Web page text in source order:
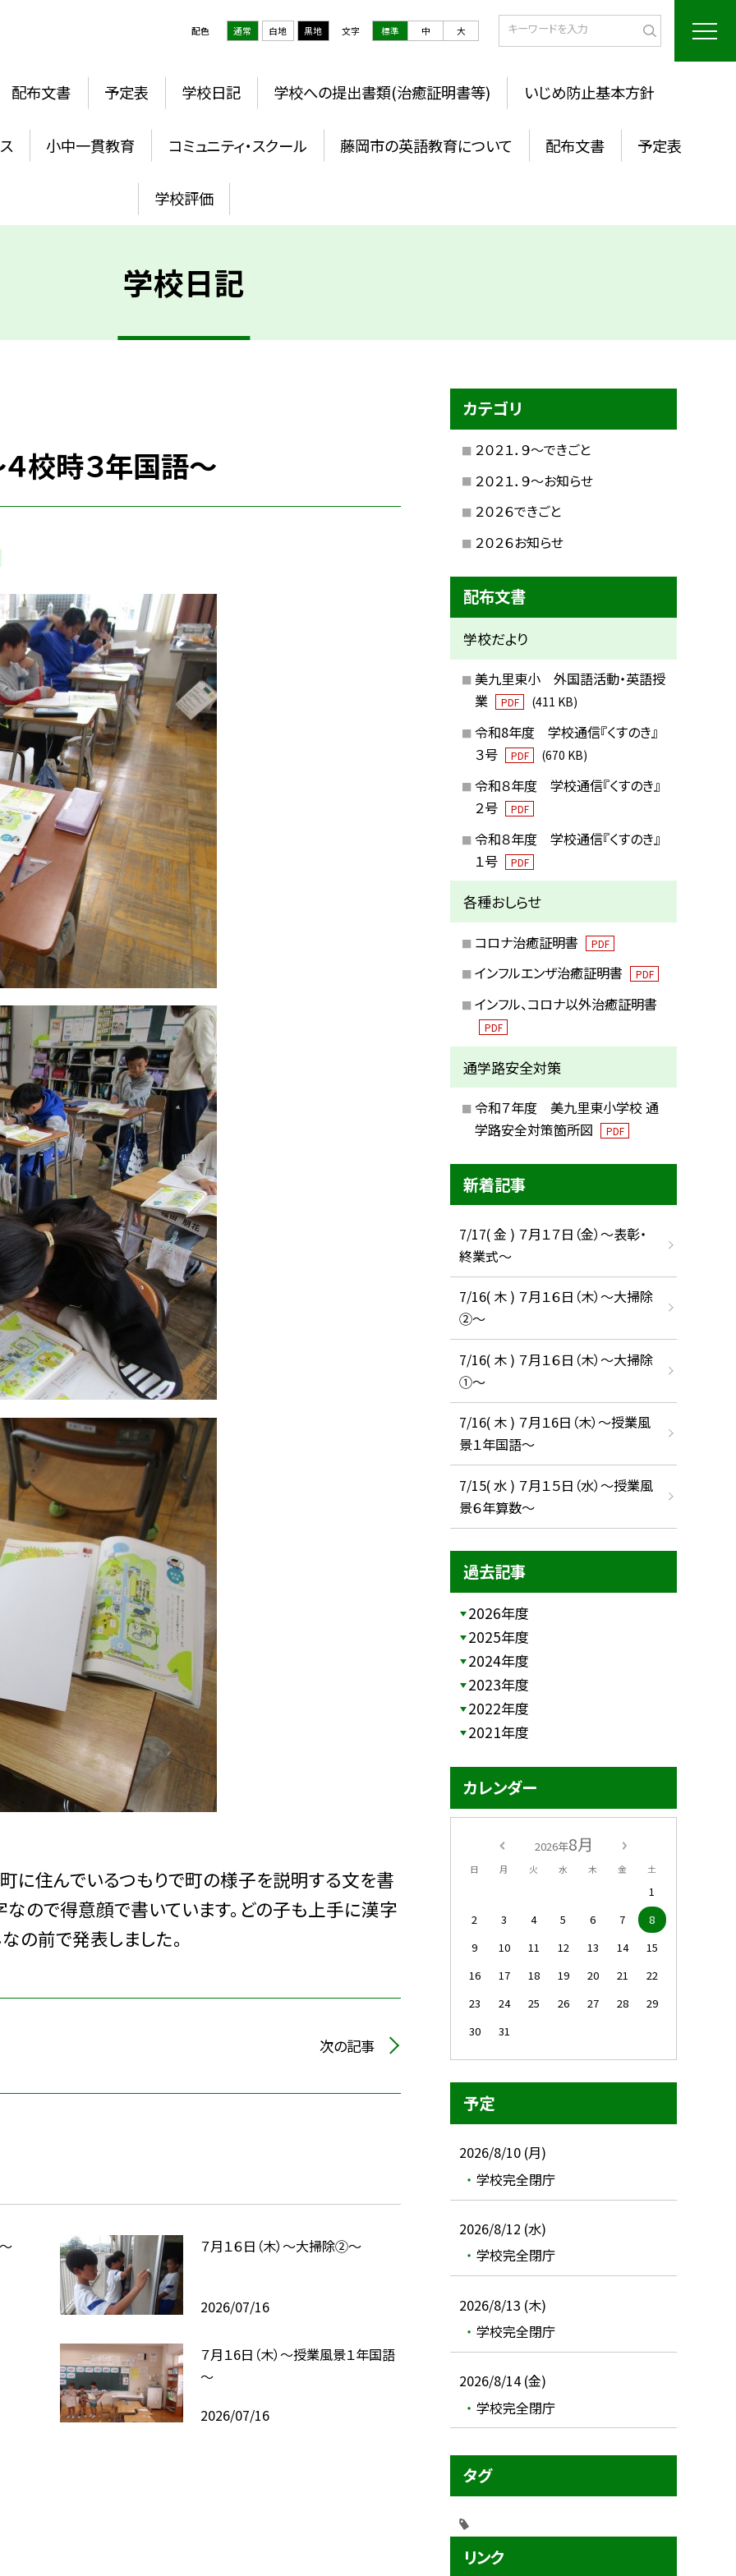
配色 通常 白地 黒地 文字 標準 中 大
配布文書 予定表 学校日記 学校への提出書類(治癒証明書等) いじめ防止基本方針
小中一貫教育 コミュニティ・スクール 藤岡市の英語教育について 配布文書 予定表
学校評価
学校日記
４校時３年国語～
に住んでいるつもりで町の様子を説明する文を書
ので得意顔で書いています。どの子も上手に漢字
の前で発表しました。
次の記事
７月１６日（木）～大掃除②～
2026/07/16
７月１6日（木）～授業風景１年国語
～
2026/07/16
カテゴリ
２０２１．９〜できごと
２０２１．９〜お知らせ
２０２６できごと
２０２６お知らせ
配布文書
学校だより
美九里東小 外国語活動・英語授
業
PDF (411 KB)
令和8年度 学校通信『くすのき』
３号
PDF (670 KB)
令和８年度 学校通信『くすのき』
２号
PDF
令和８年度 学校通信『くすのき』
１号
PDF
各種おしらせ
コロナ治癒証明書 PDF
インフルエンザ治癒証明書 PDF
インフル、コロナ以外治癒証明書
PDF
通学路安全対策
令和７年度 美九里東小学校 通
学路安全対策箇所図
PDF
新着記事
7/17( 金 ) ７月１７日（金）～表彰・
終業式～
7/16( 木 ) ７月１６日（木）～大掃除
②～
7/16( 木 ) ７月１６日（木）～大掃除
①～
7/16( 木 ) ７月１6日（木）～授業風
景１年国語～
7/15( 水 ) ７月１５日（水）～授業風
景６年算数～
過去記事
2026年度
2025年度
2024年度
2023年度
2022年度
2021年度
カレンダー
2026年8月
日 月 火 水 木 金 土
1
2
3 4 5 6 7
8
9
10 11 12 13 14
15
16
17 18 19 20 21
22
23
24 25 26 27 28
29
30
31
予定
2026/8/10 (月)
学校完全閉庁
2026/8/12 (水)
学校完全閉庁
2026/8/13 (木)
学校完全閉庁
2026/8/14 (金)
学校完全閉庁
タグ
リンク